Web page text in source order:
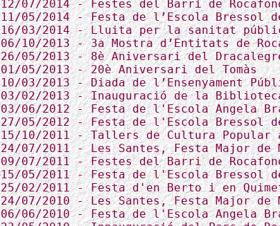
12/07/2014 - Festes del Barri de
11/05/2014 - Festa de l’Escola Bressol
16/03/2014 - Lluita per la sanitat
06/10/2013 - 3a Mostra d’Entitats de
26/05/2013 - 8è Aniversari del
01/05/2013 - 20è Aniversari del Tomàs
10/03/2013 - Diada de l’Ensenyament
03/02/2013 - Inauguració de la
03/06/2012 - Festa de l'Escola Angela
27/05/2012 - Festa de l'Escola Bressol
15/10/2011 - Tallers de Cultura Popular
24/07/2011 - Les Santes, Festa Major de
09/07/2011 - Festes del Barri de
15/05/2011 - Festa de l'Escola Bressol
25/02/2011 - Festa d'en Berto i en
24/07/2010 - Les Santes, Festa Major de
06/06/2010 - Festa de l'Escola Angela